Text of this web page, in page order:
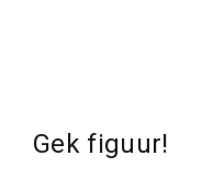
Gek figuur!